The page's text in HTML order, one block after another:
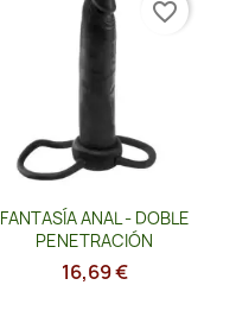
Vista rápida
FANTASÍA ANAL - DOBLE
PENETRACIÓN
16,69 €
favorite_border